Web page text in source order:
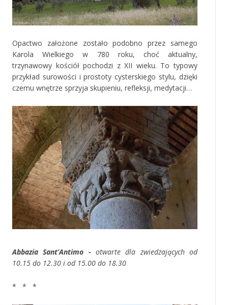
Opactwo założone zostało podobno przez samego
Karola Wielkiego w 780 roku, choć aktualny,
trzynawowy kościół pochodzi z XII wieku. To typowy
przykład surowości i prostoty cysterskiego stylu, dzięki
czemu wnętrze sprzyja skupieniu, refleksji, medytacji…
Abbazia Sant’Antimo - otwarte dla zwiedzających od
10.15 do 12.30 i od 15.00 do 18.30
* * *